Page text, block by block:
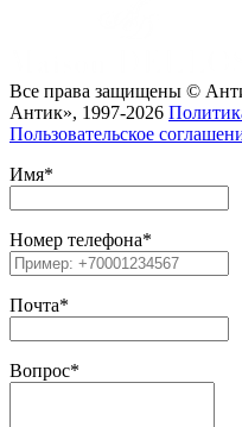
Все права защищены ©
Антик», 1997-2026
Пользовательское
Имя*
Номер телефона*
Почта*
Вопрос*